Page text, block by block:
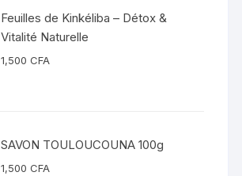
Feuilles de Kinkéliba – Détox &
Vitalité Naturelle
1,500CFA
SAVON TOULOUCOUNA 100g
1,500CFA